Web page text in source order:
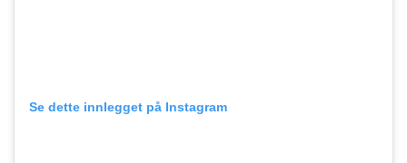
Se dette innlegget på Instagram